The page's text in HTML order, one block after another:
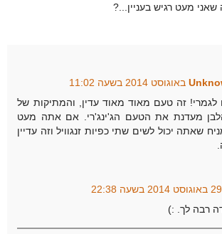
שאני מעט רגיש בעניין...?
לגמרי! זה טעם מאוד מאוד עדין, והמתיקות של
מעדנת את הטעם הג'ינג'רי. אם אתה מעט
שאתה יכול לשים שתי כפיות זנגוויל וזה עדיין
29 באוגוסט 2014 בשעה 22:38
רבה לך. :)